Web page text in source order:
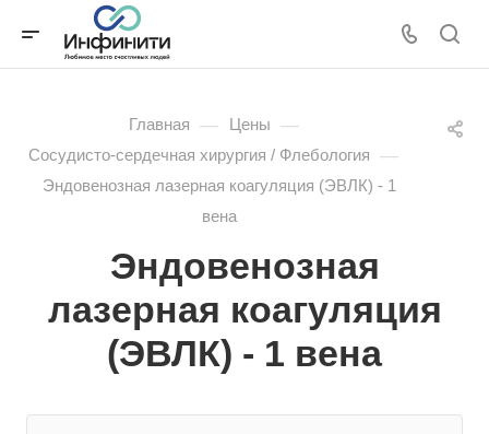
Главная — Цены —
Сосудисто-сердечная хирургия / Флебология —
Эндовенозная лазерная коагуляция (ЭВЛК) - 1
вена
Эндовенозная
лазерная коагуляция
(ЭВЛК) - 1 вена